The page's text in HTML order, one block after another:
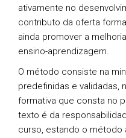
ativamente no
contributo da oferta
ainda promover a
ensino-aprendizagem.
O método consiste na
predefinidas e validadas,
formativa que consta no
texto é da
curso, estando o método